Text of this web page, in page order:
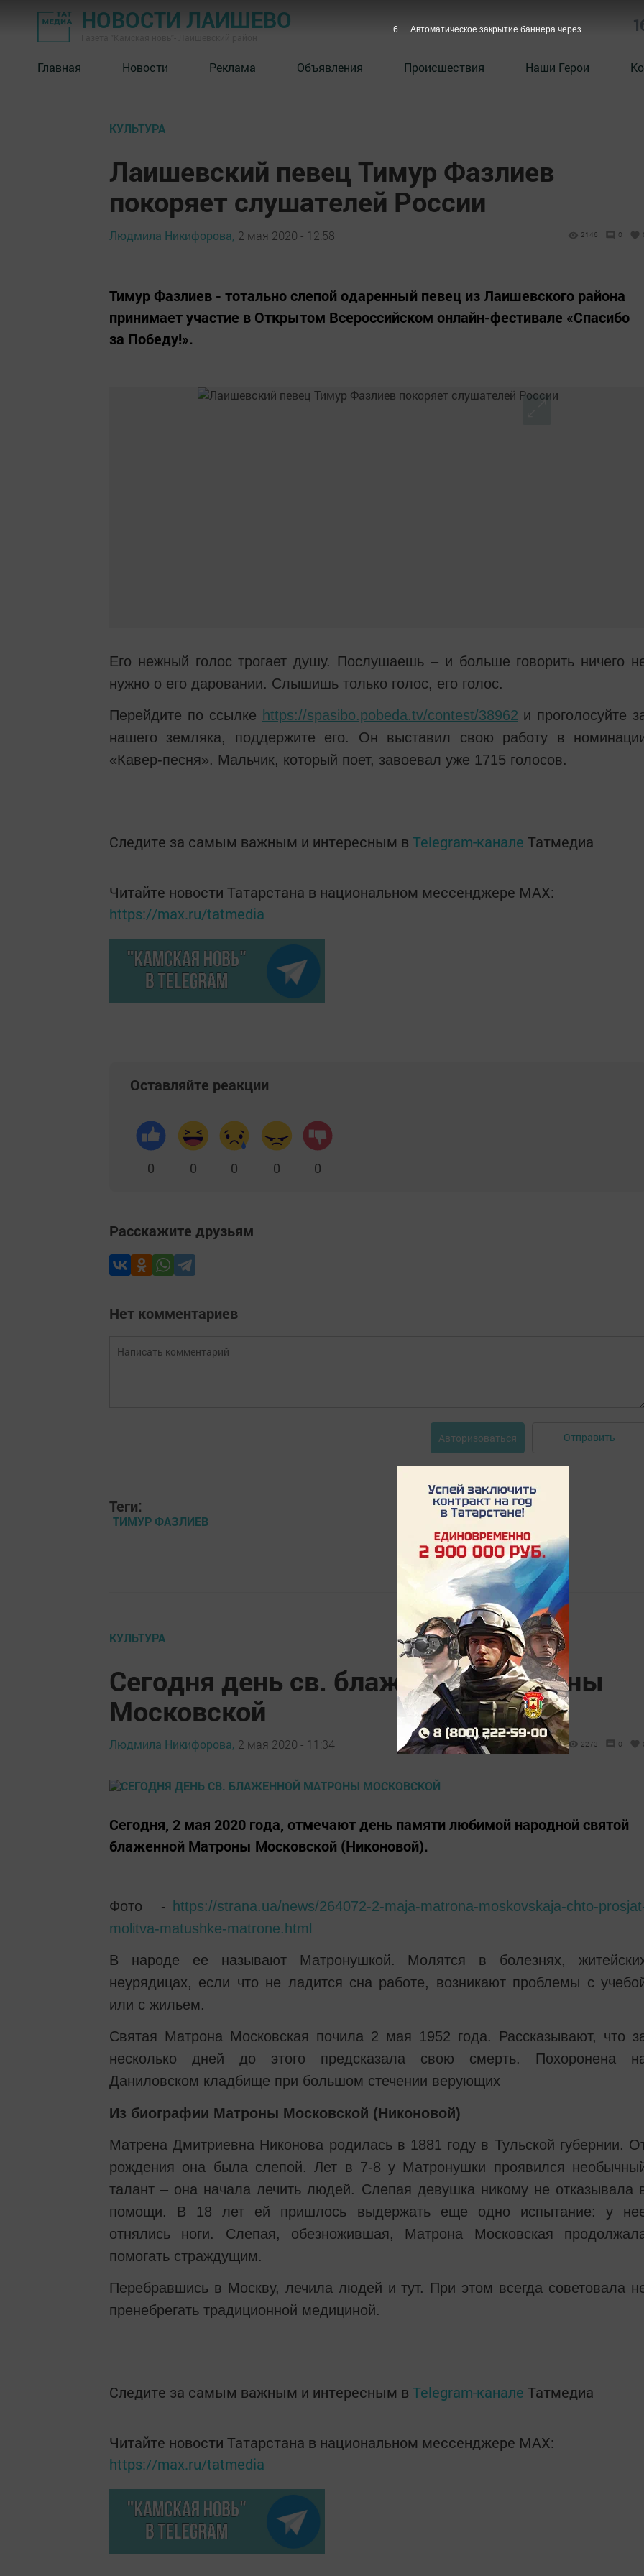
НОВОСТИ ЛАИШЕВО
Главная Новости Реклама Объявления Происшествия Наши Герои
КУЛЬТУРА
Лаишевский певец Тимур Фазлиев
покоряет слушателей России
Людмила Никифорова, 2 мая 2020 - 12:58 2146 0
Тимур Фазлиев - тотально слепой одаренный певец из Лаишевского района
принимает участие в Открытом Всероссийском онлайн-фестивале «Спасибо
за Победу!».
Его нежный голос трогает душу. Послушаешь – и больше говорить ничего
нужно о его даровании. Слышишь только голос, его голос.
Перейдите по ссылке https://spasibo.pobeda.tv/contest/38962 и проголосуйте
нашего земляка, поддержите его. Он выставил свою работу в
«Кавер-песня». Мальчик, который поет, завоевал уже 1715 голосов.
Следите за самым важным и интересным в Telegram-канале Татмедиа
Читайте новости Татарстана в национальном мессенджере MАХ:
https://max.ru/tatmedia
Оставляйте реакции
0 0 0 0 0
Расскажите друзьям
Нет комментариев
Авторизоваться Отправить
Теги:
ТИМУР ФАЗЛИЕВ
КУЛЬТУРА
Сегодня день св. блаженной Матроны
Московской
Людмила Никифорова, 2 мая 2020 - 11:34 2273 0
Сегодня, 2 мая 2020 года, отмечают день памяти любимой народной святой
блаженной Матроны Московской (Никоновой).
Фото - https://strana.ua/news/264072-2-maja-matrona-moskovskaja-chto-
molitva-matushke-matrone.html
В народе ее называют Матронушкой. Молятся в болезнях,
неурядицах, если что не ладится сна работе, возникают проблемы с
или с жильем.
Святая Матрона Московская почила 2 мая 1952 года. Рассказывают, что
несколько дней до этого предсказала свою смерть. Похоронена
Даниловском кладбище при большом стечении верующих
Из биографии Матроны Московской (Никоновой)
Матрена Дмитриевна Никонова родилась в 1881 году в Тульской губернии.
рождения она была слепой. Лет в 7-8 у Матронушки проявился
талант – она начала лечить людей. Слепая девушка никому не отказывала
помощи. В 18 лет ей пришлось выдержать еще одно испытание: у
отнялись ноги. Слепая, обезножившая, Матрона Московская
помогать страждущим.
Перебравшись в Москву, лечила людей и тут. При этом всегда советовала
пренебрегать традиционной медициной.
Следите за самым важным и интересным в Telegram-канале Татмедиа
Читайте новости Татарстана в национальном мессенджере MАХ:
https://max.ru/tatmedia
5 Автоматическое закрытие баннера через